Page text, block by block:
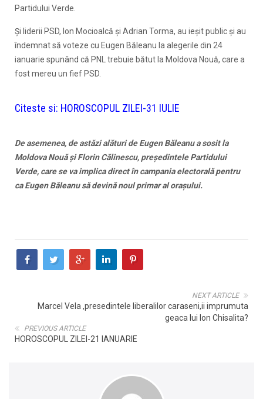
Partidului Verde.
Și liderii PSD, Ion Mocioalcă și Adrian Torma, au ieșit public și au
îndemnat să voteze cu Eugen Băleanu la alegerile din 24
ianuarie spunând că PNL trebuie bătut la Moldova Nouă, care a
fost mereu un fief PSD.
Citeste si: HOROSCOPUL ZILEI-31 IULIE
De asemenea, de astăzi alături de Eugen Băleanu a sosit la
Moldova Nouă și Florin Călinescu, președintele Partidului
Verde, care se va implica direct în campania electorală pentru
ca Eugen Băleanu să devină noul primar al orașului.
NEXT ARTICLE
Marcel Vela ,presedintele liberalilor caraseni,ii imprumuta
geaca lui Ion Chisalita?
PREVIOUS ARTICLE
HOROSCOPUL ZILEI-21 IANUARIE